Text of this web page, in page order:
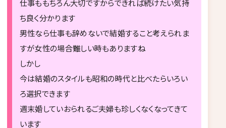
仕事ももちろん大切ですからできれば続けたい気持
ち良く分かります
男性なら仕事も辞めないで結婚すること考えられま
すが女性の場合難しい時もありますね
しかし
今は結婚のスタイルも昭和の時代と比べたらいろい
ろ選択できます
週末婚していおられるご夫婦も珍しくなくなってきて
います